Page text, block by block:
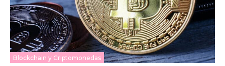
Blockchain y Criptomonedas